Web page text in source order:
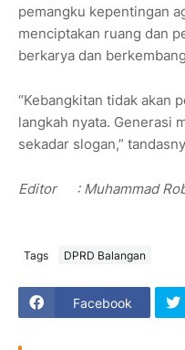
pemangku kepentingan
menciptakan ruang dan
berkarya dan
“Kebangkitan tidak akan
langkah nyata. Generasi
sekadar slogan,”
Editor : Muhammad
Tags DPRD Balangan
Facebook